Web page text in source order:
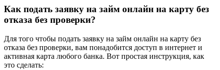
Как подать заявку на займ онлайн на карту без
отказа без проверки?
Для того чтобы подать заявку на займ онлайн на карту без
отказа без проверки, вам понадобится доступ в интернет и
активная карта любого банка. Вот простая инструкция, как
это сделать: